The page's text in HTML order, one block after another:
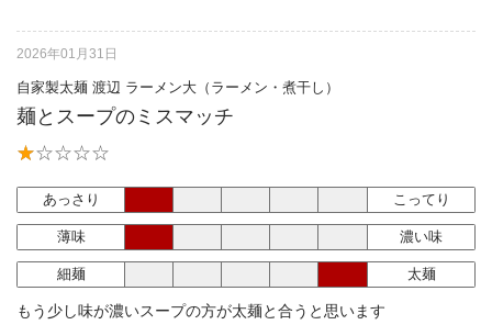
2026年01月31日
自家製太麺 渡辺 ラーメン大（ラーメン・煮干し）
麺とスープのミスマッチ
あっさり こってり
薄味 濃い味
細麺 太麺
もう少し味が濃いスープの方が太麺と合うと思います